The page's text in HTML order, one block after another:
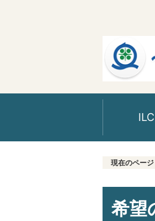
現在のページ
希望